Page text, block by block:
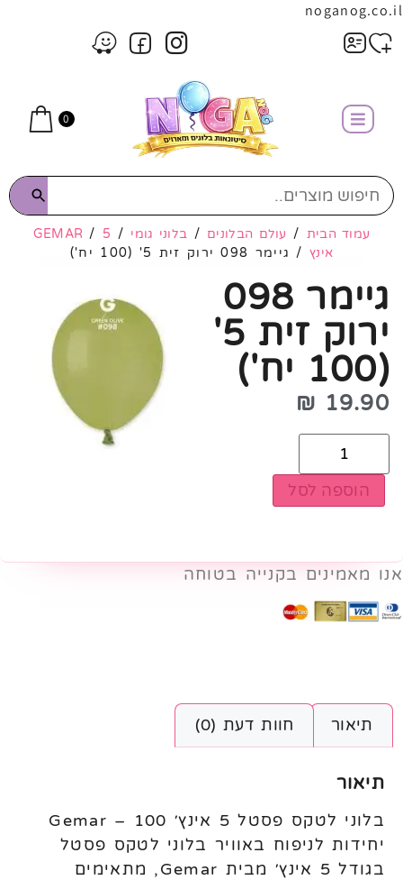
noganog.co.il
0
עמוד הבית / עולם הבלונים / בלוני גומי /
GEMAR / 5
אינץ/ גיימר 098 ירוק זית 5' (100 יח')
גיימר 098
ירוק זית 5'
(100 יח')
19.90
₪
הוספה לסל
אנו מאמינים בקנייה בטוחה
תיאור חוות דעת (0)
תיאור
בלוני לטקס פסטל 5 אינץ׳ Gemar – 100
יחידות לניפוח באוויר בלוני לטקס פסטל
בגודל 5 אינץ׳ מבית Gemar, מתאימים